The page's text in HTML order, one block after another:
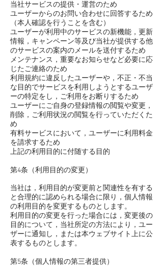
当社サービスの提供・運営のため
ユーザーからのお問い合わせに回答するため
（本人確認を行うことを含む）
ユーザーが利用中のサービスの新機能，更新
情報，キャンペーン等及び当社が提供する他
のサービスの案内のメールを送付するため
メンテナンス，重要なお知らせなど必要に応
じたご連絡のため
利用規約に違反したユーザーや，不正・不当
な目的でサービスを利用しようとするユーザ
ーの特定をし，ご利用をお断りするため
ユーザーにご自身の登録情報の閲覧や変更，
削除，ご利用状況の閲覧を行っていただくた
め
有料サービスにおいて，ユーザーに利用料金
を請求するため
上記の利用目的に付随する目的
第4条（利用目的の変更）
当社は，利用目的が変更前と関連性を有する
と合理的に認められる場合に限り，個人情報
の利用目的を変更するものとします。
利用目的の変更を行った場合には，変更後の
目的について，当社所定の方法により，ユー
ザーに通知し，または本ウェブサイト上に公
表するものとします。
第5条（個人情報の第三者提供）